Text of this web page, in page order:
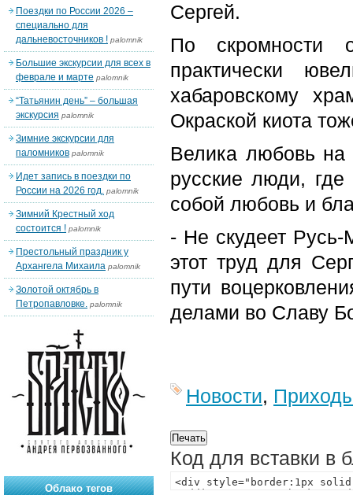
Сергей.
По скромности
практически
хабаровскому
Окраской киота
Велика любовь
русские люди,
собой любовь и
- Не скудеет
этот труд для
пути
делами во Славу
Новости,
Код для вставки в
Поездки по России 2026 –
специально для
дальневосточников ! palomnik
Большие экскурсии для всех в
феврале и марте palomnik
“Татьянин день” – большая
экскурсия palomnik
Зимние экскурсии для
паломников palomnik
Идет запись в поездки по
России на 2026 год. palomnik
Зимний Крестный ход
состоится ! palomnik
Престольный праздник у
Архангела Михаила palomnik
Золотой октябрь в
Петропавловке. palomnik
Облако тегов